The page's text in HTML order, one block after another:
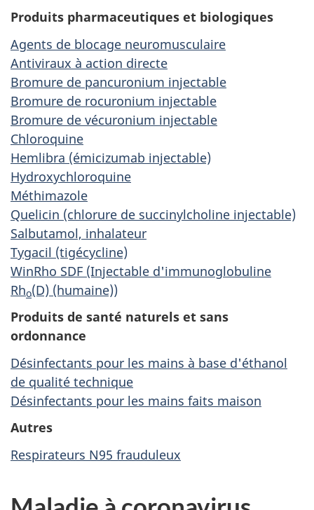
Produits pharmaceutiques et biologiques
Agents de blocage neuromusculaire
Antiviraux à action directe
Bromure de pancuronium injectable
Bromure de rocuronium injectable
Bromure de vécuronium injectable
Chloroquine
Hemlibra (émicizumab injectable)
Hydroxychloroquine
Méthimazole
Quelicin (chlorure de succinylcholine injectable)
Salbutamol, inhalateur
Tygacil (tigécycline)
WinRho SDF (Injectable d'immunoglobuline
Rho(D) (humaine))
Produits de santé naturels et sans
ordonnance
Désinfectants pour les mains à base d'éthanol
de qualité technique
Désinfectants pour les mains faits maison
Autres
Respirateurs N95 frauduleux